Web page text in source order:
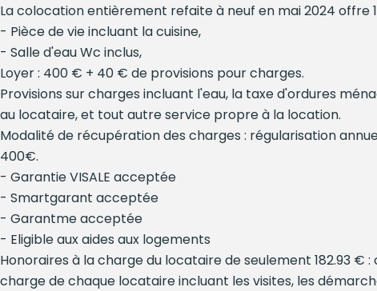
La colocation entièrement refaite à neuf en mai 2024 offre
- Pièce de vie incluant la cuisine,
- Salle d'eau Wc inclus,
Loyer : 400 € + 40 € de provisions pour charges.
Provisions sur charges incluant l'eau, la taxe d'ordures
au locataire, et tout autre service propre à la location.
Modalité de récupération des charges : régularisation
400€.
- Garantie VISALE acceptée
- Smartgarant acceptée
- Garantme acceptée
- Eligible aux aides aux logements
Honoraires à la charge du locataire de seulement 182.93 €
charge de chaque locataire incluant les visites, les